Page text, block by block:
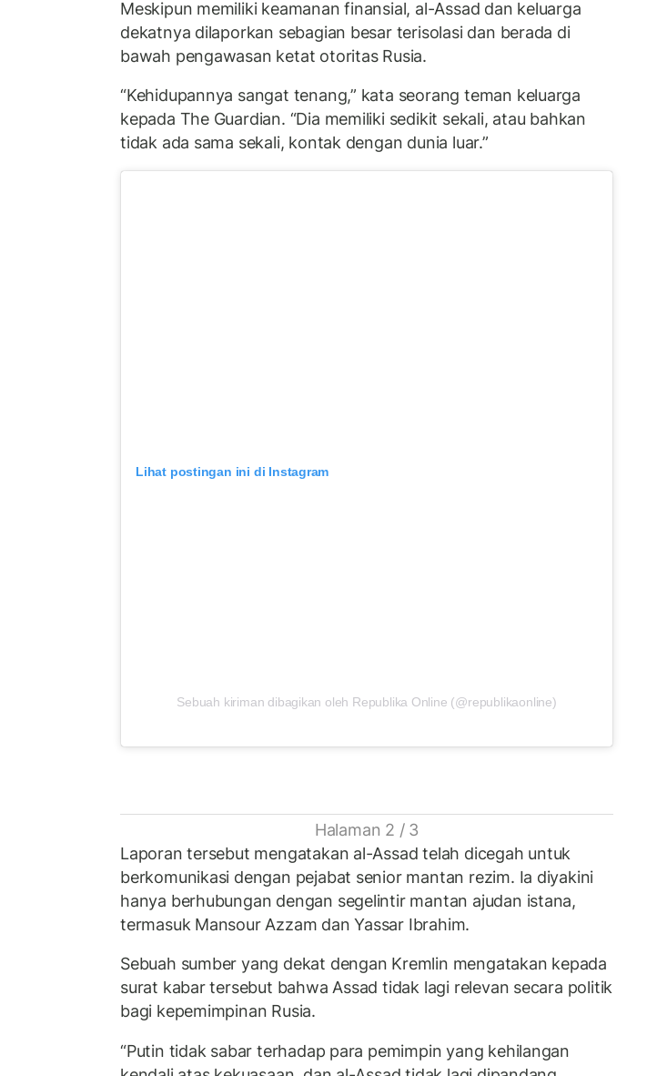
Meskipun memiliki keamanan finansial, al-Assad dan keluarga
dekatnya dilaporkan sebagian besar terisolasi dan berada di
bawah pengawasan ketat otoritas Rusia.
“Kehidupannya sangat tenang,” kata seorang teman keluarga
kepada The Guardian. “Dia memiliki sedikit sekali, atau bahkan
tidak ada sama sekali, kontak dengan dunia luar.”
Lihat postingan ini di Instagram
Sebuah kiriman dibagikan oleh Republika Online (@republikaonline)
Halaman 2 / 3
Laporan tersebut mengatakan al-Assad telah dicegah untuk
berkomunikasi dengan pejabat senior mantan rezim. Ia diyakini
hanya berhubungan dengan segelintir mantan ajudan istana,
termasuk Mansour Azzam dan Yassar Ibrahim.
Sebuah sumber yang dekat dengan Kremlin mengatakan kepada
surat kabar tersebut bahwa Assad tidak lagi relevan secara politik
bagi kepemimpinan Rusia.
“Putin tidak sabar terhadap para pemimpin yang kehilangan